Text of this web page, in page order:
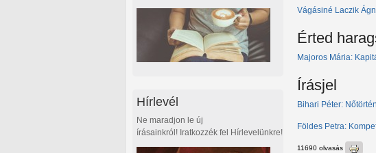
Vágásiné Laczik
Érted
Majoros Mária:
Írásjel
Bihari Péter:
Földes Petra:
11690 olvasás
Hírlevél
Ne maradjon le új
írásainkról! Iratkozzék fel Hírlevelünkre!